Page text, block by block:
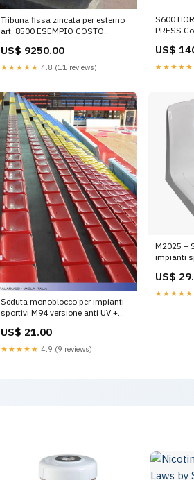
Tribuna fissa zincata per esterno
art. 8500 ESEMPIO COSTO
DOCCIA SOLARE JOLLY 25L
US$ 9250.00
★★★★★ 4.8 (11 reviews)
S600
PRESS
US$
★★★★★
Seduta monoblocco per impianti
sportivi M94 versione anti UV +
US$ 21.00
★★★★★ 4.9 (9 reviews)
M2025 –
impianti
US$
★★★★★